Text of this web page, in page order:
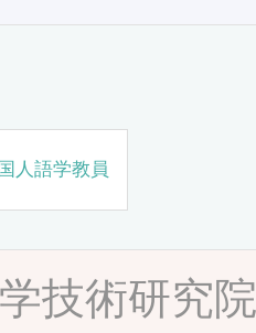
人語学教員
技術研究